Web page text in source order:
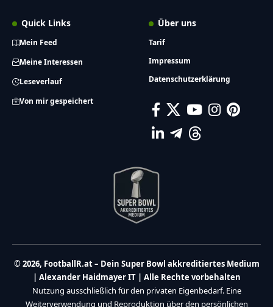
Quick Links
Mein Feed
Meine Interessen
Leseverlauf
Von mir gespeichert
Über uns
Tarif
Impressum
Datenschutzerklärung
© 2026, FootballR.at – Dein Super Bowl akkreditiertes Medium
| Alexander Haidmayer IT | Alle Rechte vorbehalten
Nutzung ausschließlich für den privaten Eigenbedarf. Eine
Weiterverwendung und Reproduktion über den persönlichen